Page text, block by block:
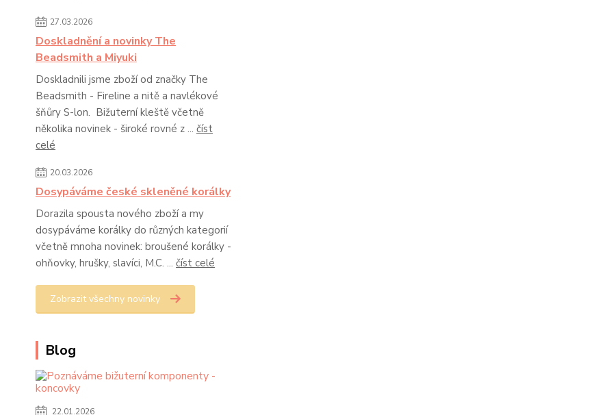
27.03.2026
Doskladnění a novinky The
Beadsmith a Miyuki
Doskladnili jsme zboží od značky The
Beadsmith - Fireline a nitě a navlékové
šňůry S-lon. Bižuterní kleště včetně
několika novinek - široké rovné z ... číst
celé
20.03.2026
Dosypáváme české skleněné korálky
Dorazila spousta nového zboží a my
dosypáváme korálky do různých kategorií
včetně mnoha novinek: broušené korálky -
ohňovky, hrušky, slavíci, M.C. ... číst celé
Zobrazit všechny novinky
Blog
22.01.2026